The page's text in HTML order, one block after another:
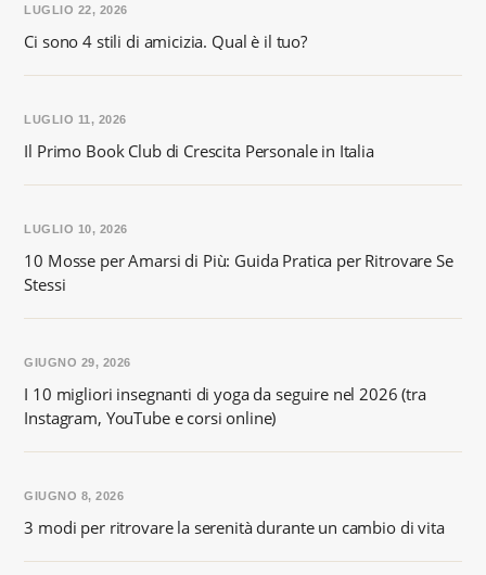
Ci sono 4 stili di amicizia. Qual è il tuo?
LUGLIO 22, 2026
Il Primo Book Club di Crescita Personale in Italia
LUGLIO 11, 2026
10 Mosse per Amarsi di Più: Guida Pratica per Ritrovare Se
Stessi
LUGLIO 10, 2026
I 10 migliori insegnanti di yoga da seguire nel 2026 (tra
Instagram, YouTube e corsi online)
GIUGNO 29, 2026
3 modi per ritrovare la serenità durante un cambio di vita
GIUGNO 8, 2026